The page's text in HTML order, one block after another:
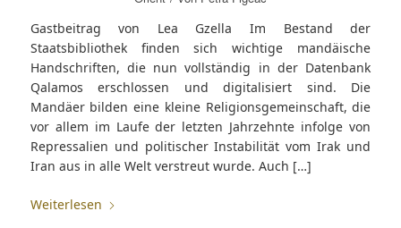
Gastbeitrag von Lea Gzella Im Bestand der
Staatsbibliothek finden sich wichtige mandäische
Handschriften, die nun vollständig in der Datenbank
Qalamos erschlossen und digitalisiert sind. Die
Mandäer bilden eine kleine Religionsgemeinschaft, die
vor allem im Laufe der letzten Jahrzehnte infolge von
Repressalien und politischer Instabilität vom Irak und
Iran aus in alle Welt verstreut wurde. Auch […]
Weiterlesen